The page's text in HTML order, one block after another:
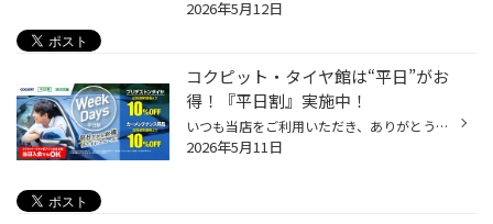
2026年5月12日
コクピット・タイヤ館は“平日”がお
得！『平日割』実施中！
いつも当店をご利用いただき、ありがとうございます。 コクピット・タイヤ館では、コクピット・タイヤ館アプリ会員の方限定で月曜日から金曜日の間、 タイヤやオイル、バッテリーなどのメンテナンスがお得に交換できる、 『平日割』を実施しております！！ 「平日割」のここがオススメ♪ 平日だと・...
2026年5月11日